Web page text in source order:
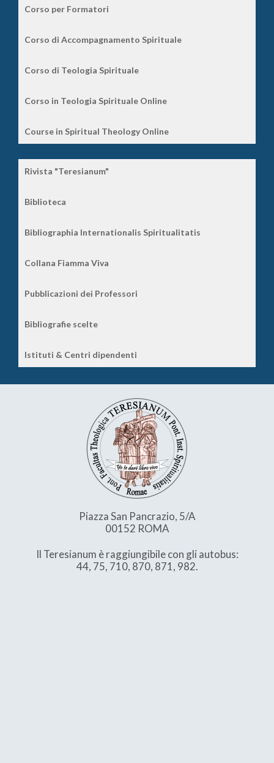
Corso per Formatori
Corso di Accompagnamento Spirituale
Corso di Teologia Spirituale
Corso in Teologia Spirituale Online
Course in Spiritual Theology Online
Rivista "Teresianum"
Biblioteca
Bibliographia Internationalis Spiritualitatis
Collana Fiamma Viva
Pubblicazioni dei Professori
Bibliografie scelte
Istituti & Centri dipendenti
Piazza San Pancrazio, 5/A
00152 ROMA
Il Teresianum è raggiungibile con gli autobus:
44, 75, 710, 870, 871, 982.